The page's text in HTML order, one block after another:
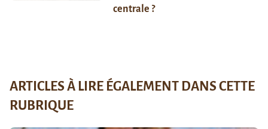
centrale ?
ARTICLES À LIRE ÉGALEMENT DANS CETTE
RUBRIQUE